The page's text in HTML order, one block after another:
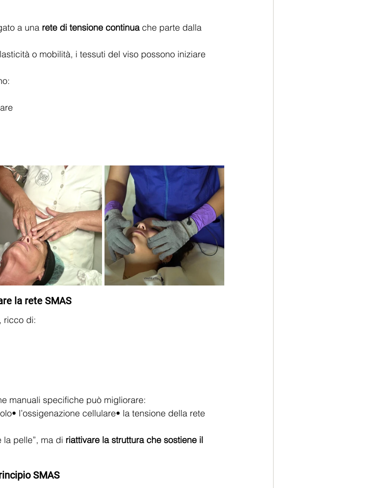
a una rete di tensione continua che parte dalla
o mobilità, i tessuti del viso possono iniziare
la rete SMAS
ricco di:
manuali specifiche può migliorare:
l’ossigenazione cellulare• la tensione della rete
la pelle”, ma di riattivare la struttura che sostiene il
SMAS